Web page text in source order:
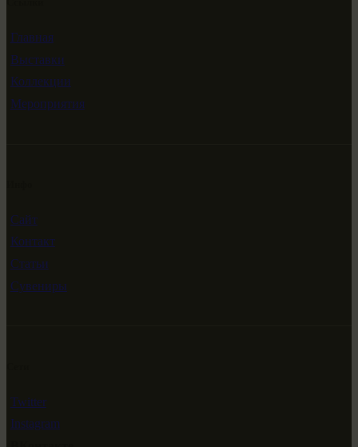
Главная
Выставки
Коллекции
Мероприятия
Сайт
Контакт
Статьи
Сувениры
Twitter
Instagram